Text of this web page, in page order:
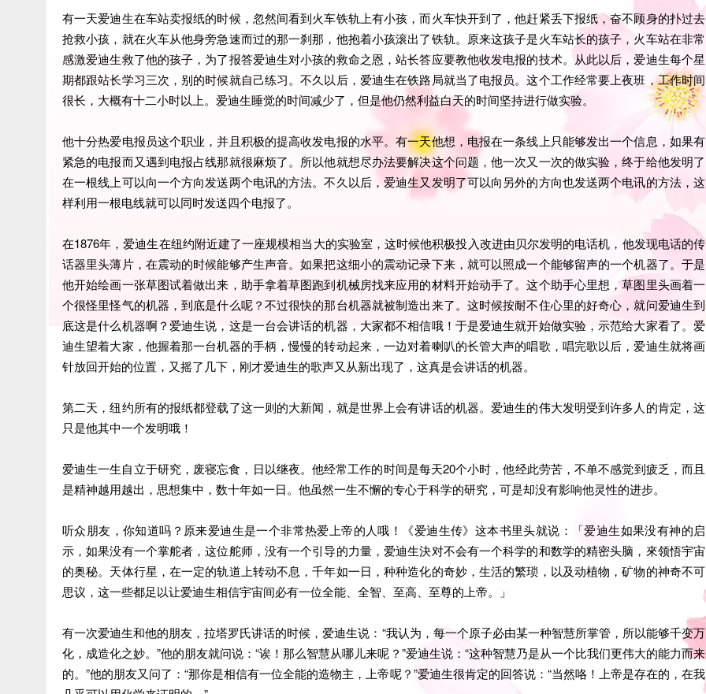
有一天爱迪生在车站卖报纸的时候，忽然间看到火车铁轨上有小孩，而火车快开到了，他赶紧丢下报纸，奋不顾身的扑过去
抢救小孩，就在火车从他身旁急速而过的那一刹那，他抱着小孩滚出了铁轨。原来这孩子是火车站长的孩子，火车站在非常
感激爱迪生救了他的孩子，为了报答爱迪生对小孩的救命之恩，站长答应要教他收发电报的技术。从此以后，爱迪生每个星
期都跟站长学习三次，别的时候就自己练习。不久以后，爱迪生在铁路局就当了电报员。这个工作经常要上夜班，工作时间
很长，大概有十二小时以上。爱迪生睡觉的时间减少了，但是他仍然利益白天的时间坚持进行做实验。
他十分热爱电报员这个职业，并且积极的提高收发电报的水平。有一天他想，电报在一条线上只能够发出一个信息，如果有
紧急的电报而又遇到电报占线那就很麻烦了。所以他就想尽办法要解决这个问题，他一次又一次的做实验，终于给他发明了
在一根线上可以向一个方向发送两个电讯的方法。不久以后，爱迪生又发明了可以向另外的方向也发送两个电讯的方法，这
样利用一根电线就可以同时发送四个电报了。
在1876年，爱迪生在纽约附近建了一座规模相当大的实验室，这时候他积极投入改进由贝尔发明的电话机，他发现电话的传
话器里头薄片，在震动的时候能够产生声音。如果把这细小的震动记录下来，就可以照成一个能够留声的一个机器了。于是
他开始绘画一张草图试着做出来，助手拿着草图跑到机械房找来应用的材料开始动手了。这个助手心里想，草图里头画着一
个很怪里怪气的机器，到底是什么呢？不过很快的那台机器就被制造出来了。这时候按耐不住心里的好奇心，就问爱迪生到
底这是什么机器啊？爱迪生说，这是一台会讲话的机器，大家都不相信哦！于是爱迪生就开始做实验，示范给大家看了。爱
迪生望着大家，他握着那一台机器的手柄，慢慢的转动起来，一边对着喇叭的长管大声的唱歌，唱完歌以后，爱迪生就将画
针放回开始的位置，又摇了几下，刚才爱迪生的歌声又从新出现了，这真是会讲话的机器。
第二天，纽约所有的报纸都登载了这一则的大新闻，就是世界上会有讲话的机器。爱迪生的伟大发明受到许多人的肯定，这
只是他其中一个发明哦！
爱迪生一生自立于研究，废寝忘食，日以继夜。他经常工作的时间是每天20个小时，他经此劳苦，不单不感觉到疲乏，而且
是精神越用越出，思想集中，数十年如一日。他虽然一生不懈的专心于科学的研究，可是却没有影响他灵性的进步。
听众朋友，你知道吗？原来爱迪生是一个非常热爱上帝的人哦！《爱迪生传》这本书里头就说：「爱迪生如果没有神的启
示，如果没有一个掌舵者，这位舵师，没有一个引导的力量，爱迪生決对不会有一个科学的和数学的精密头脑，來领悟宇宙
的奥秘。天体行星，在一定的轨道上转动不息，千年如一日，种种造化的奇妙，生活的繁琐，以及动植物，矿物的神奇不可
思议，这一些都足以让爱迪生相信宇宙间必有一位全能、全智、至高、至尊的上帝。」
有一次爱迪生和他的朋友，拉塔罗氏讲话的时候，爱迪生说：“我认为，每一个原子必由某一种智慧所掌管，所以能够千变万
化，成造化之妙。”他的朋友就问说：“诶！那么智慧从哪儿来呢？”爱迪生说：“这种智慧乃是从一个比我们更伟大的能力而来
的。”他的朋友又问了：“那你是相信有一位全能的造物主，上帝呢？”爱迪生很肯定的回答说：“当然咯！上帝是存在的，在我